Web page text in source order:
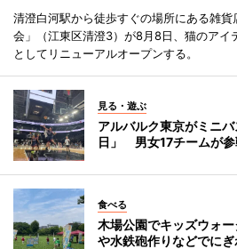
清澄白河駅から徒歩すぐの場所にある雑
会」（江東区清澄3）が8月8日、猫のアイ
としてリニューアルオープンする。
見る・遊ぶ
アルバルク東京がミニ
日」 男女17チームが
食べる
木場公園でキッズウォ
や水鉄砲作りなどでにぎ